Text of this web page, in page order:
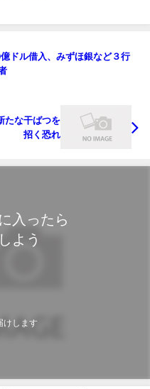
ドル借入、みずほ銀など３行
たな干ばつを
招く恐れ
入ったら
よう
けします